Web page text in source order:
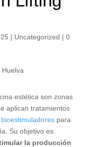
| Uncategorized | 0
estética son zonas
aplican tratamientos
bioestimuladorespara
Su objetivo es
la producción